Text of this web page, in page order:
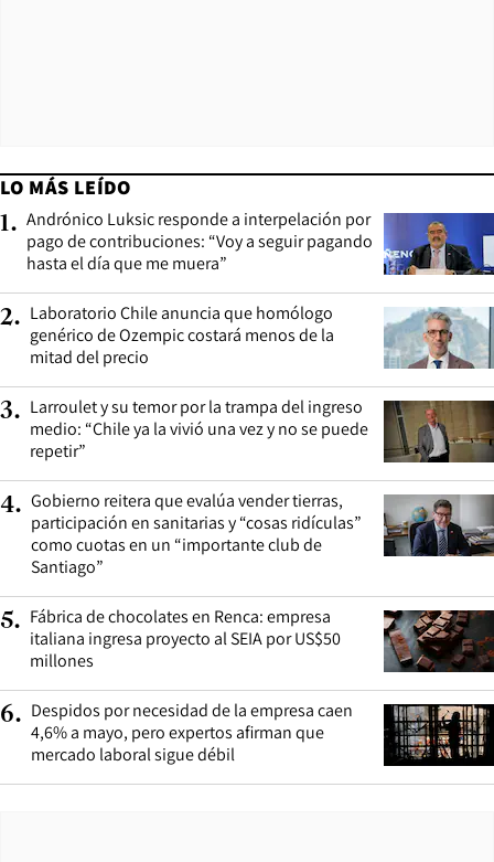
LO MÁS LEÍDO
1. Andrónico Luksic responde a interpelación por
pago de contribuciones: “Voy a seguir pagando
hasta el día que me muera”
2. Laboratorio Chile anuncia que homólogo
genérico de Ozempic costará menos de la
mitad del precio
3. Larroulet y su temor por la trampa del ingreso
medio: “Chile ya la vivió una vez y no se puede
repetir”
4. Gobierno reitera que evalúa vender tierras,
participación en sanitarias y “cosas ridículas”
como cuotas en un “importante club de
Santiago”
5. Fábrica de chocolates en Renca: empresa
italiana ingresa proyecto al SEIA por US$50
millones
6. Despidos por necesidad de la empresa caen
4,6% a mayo, pero expertos afirman que
mercado laboral sigue débil